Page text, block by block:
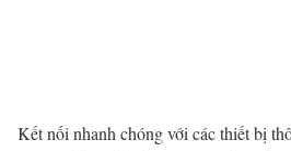
Kết nối nhanh chóng với các thiết bị